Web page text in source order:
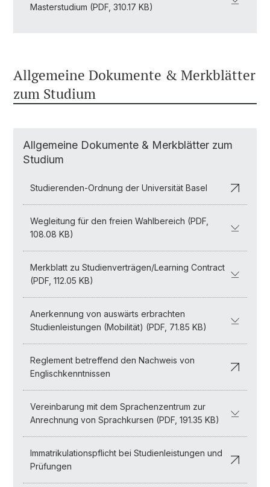
Masterstudium (PDF, 310.17 KB)
Allgemeine Dokumente & Merkblätter
zum Studium
Allgemeine Dokumente & Merkblätter zum
Studium
Studierenden-Ordnung der Universität Basel
Wegleitung für den freien Wahlbereich (PDF,
108.08 KB)
Merkblatt zu Studienverträgen/Learning Contract
(PDF, 112.05 KB)
Anerkennung von auswärts erbrachten
Studienleistungen (Mobilität) (PDF, 71.85 KB)
Reglement betreffend den Nachweis von
Englischkenntnissen
Vereinbarung mit dem Sprachenzentrum zur
Anrechnung von Sprachkursen (PDF, 191.35 KB)
Immatrikulationspflicht bei Studienleistungen und
Prüfungen